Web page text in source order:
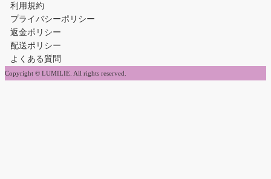
利用規約
プライバシーポリシー
返金ポリシー
配送ポリシー
よくある質問
Copyright © LUMILIE. All rights reserved.